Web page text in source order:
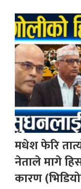
मधेश फेरि
नेताले मागे
कारण